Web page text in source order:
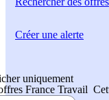
uniquement
France Travail
Créer une alerte